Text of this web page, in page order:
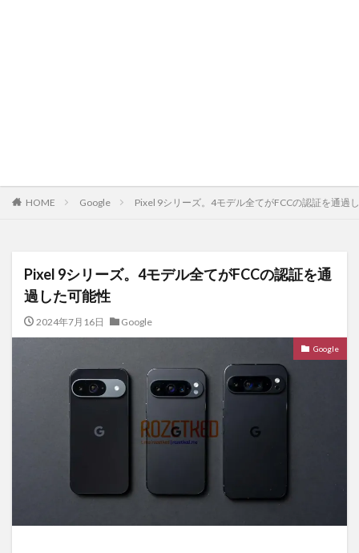
HOME Google Pixel 9シリーズ。4モデル全てがFCCの認証を通過
Pixel 9シリーズ。4モデル全てがFCCの認証を通
過した可能性
2024年7月16日 Google
Google